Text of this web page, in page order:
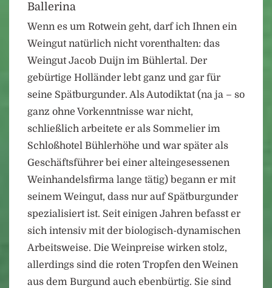
Ballerina
Wenn es um Rotwein geht, darf ich Ihnen ein
Weingut natürlich nicht vorenthalten: das
Weingut Jacob Duijn im Bühlertal. Der
gebürtige Holländer lebt ganz und gar für
seine Spätburgunder. Als Autodiktat (na ja – so
ganz ohne Vorkenntnisse war nicht,
schließlich arbeitete er als Sommelier im
Schloßhotel Bühlerhöhe und war später als
Geschäftsführer bei einer alteingesessenen
Weinhandelsfirma lange tätig) begann er mit
seinem Weingut, dass nur auf Spätburgunder
spezialisiert ist. Seit einigen Jahren befasst er
sich intensiv mit der biologisch-dynamischen
Arbeitsweise. Die Weinpreise wirken stolz,
allerdings sind die roten Tropfen den Weinen
aus dem Burgund auch ebenbürtig. Sie sind